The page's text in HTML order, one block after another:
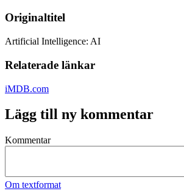
Originaltitel
Artificial Intelligence: AI
Relaterade länkar
iMDB.com
Lägg till ny kommentar
Kommentar
Om textformat